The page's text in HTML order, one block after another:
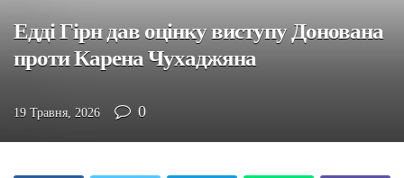
Едді Гірн дав оцінку виступу Донована
проти Карена Чухаджяна
19 Травня, 2026 0